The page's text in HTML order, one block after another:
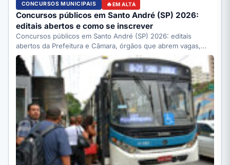
CONCURSOS MUNICIPAIS EM ALTA
Concursos públicos em Santo André (SP) 2026:
editais abertos e como se inscrever
Concursos públicos em Santo André (SP) 2026: editais
abertos da Prefeitura e Câmara, órgãos que abrem vagas,
como…